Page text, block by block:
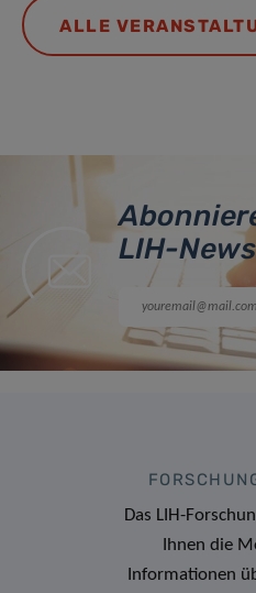
ALLE
LIH-
Das LIH-
Ihnen die
Informationen